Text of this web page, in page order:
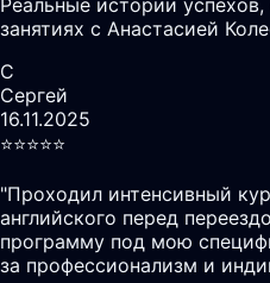
занятиях с Анастасией
С
Сергей
16.11.2025
⭐️⭐️⭐️⭐️⭐️
"Проходил интенсивный
английского перед
программу под мою
за профессионализм и